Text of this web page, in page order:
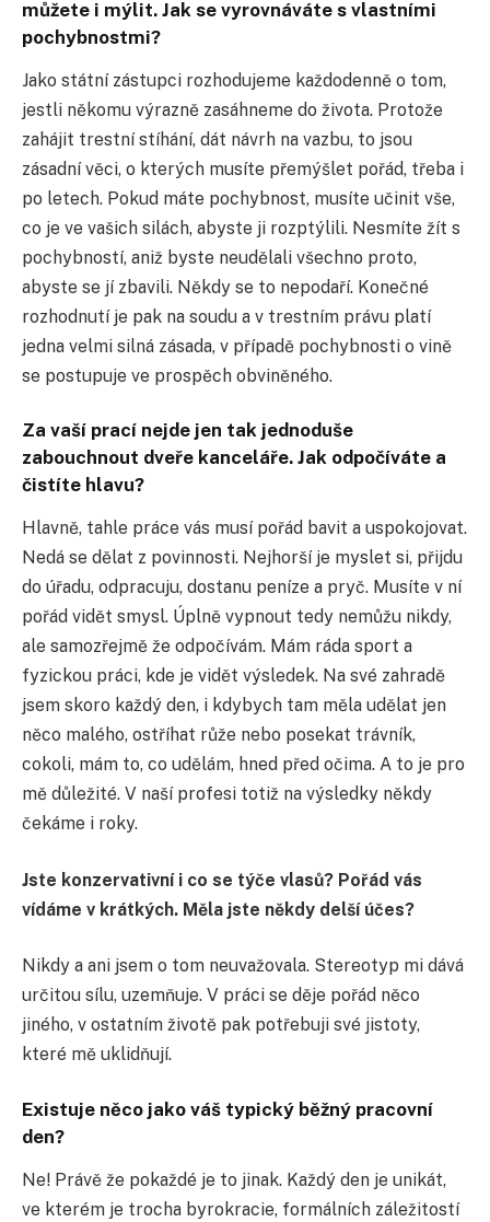
můžete i mýlit. Jak se vyrovnáváte s vlastními
pochybnostmi?
Jako státní zástupci rozhodujeme každodenně o tom,
jestli někomu výrazně zasáhneme do života. Protože
zahájit trestní stíhání, dát návrh na vazbu, to jsou
zásadní věci, o kterých musíte přemýšlet pořád, třeba i
po letech. Pokud máte pochybnost, musíte učinit vše,
co je ve vašich silách, abyste ji rozptýlili. Nesmíte žít s
pochybností, aniž byste neudělali všechno proto,
abyste se jí zbavili. Někdy se to nepodaří. Konečné
rozhodnutí je pak na soudu a v trestním právu platí
jedna velmi silná zásada, v případě pochybnosti o vině
se postupuje ve prospěch obviněného.
Za vaší prací nejde jen tak jednoduše
zabouchnout dveře kanceláře. Jak odpočíváte a
čistíte hlavu?
Hlavně, tahle práce vás musí pořád bavit a uspokojovat.
Nedá se dělat z povinnosti. Nejhorší je myslet si, přijdu
do úřadu, odpracuju, dostanu peníze a pryč. Musíte v ní
pořád vidět smysl. Úplně vypnout tedy nemůžu nikdy,
ale samozřejmě že odpočívám. Mám ráda sport a
fyzickou práci, kde je vidět výsledek. Na své zahradě
jsem skoro každý den, i kdybych tam měla udělat jen
něco malého, ostříhat růže nebo posekat trávník,
cokoli, mám to, co udělám, hned před očima. A to je pro
mě důležité. V naší profesi totiž na výsledky někdy
čekáme i roky.
Jste konzervativní i co se týče vlasů? Pořád vás
vídáme v krátkých. Měla jste někdy delší účes?
Nikdy a ani jsem o tom neuvažovala. Stereotyp mi dává
určitou sílu, uzemňuje. V práci se děje pořád něco
jiného, v ostatním životě pak potřebuji své jistoty,
které mě uklidňují.
Existuje něco jako váš typický běžný pracovní
den?
Ne! Právě že pokaždé je to jinak. Každý den je unikát,
ve kterém je trocha byrokracie, formálních záležitostí